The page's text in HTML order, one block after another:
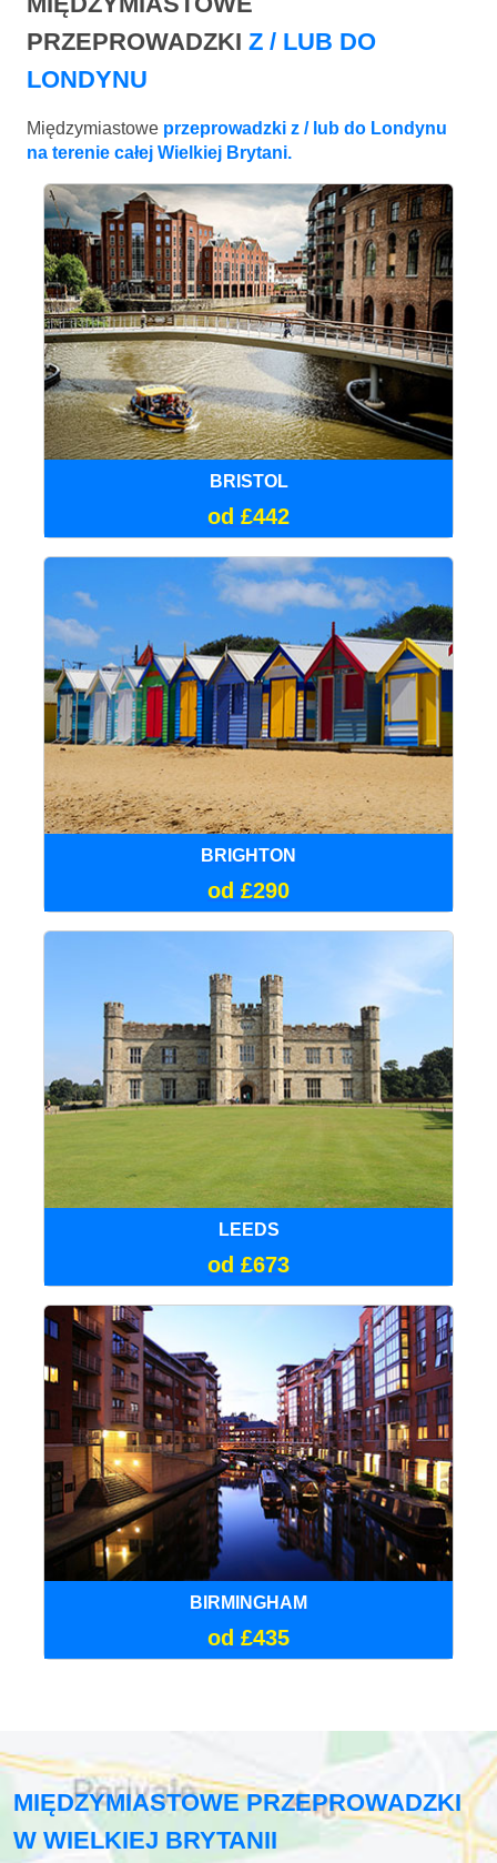
PRZEPROWADZKI Z / LUB DO
LONDYNU
Międzymiastowe przeprowadzki z / lub do Londynu
na terenie całej Wielkiej Brytani.
BRISTOL
od £442
BRIGHTON
od £290
LEEDS
od £673
BIRMINGHAM
od £435
MIĘDZYMIASTOWE PRZEPROWADZKI
W WIELKIEJ BRYTANII